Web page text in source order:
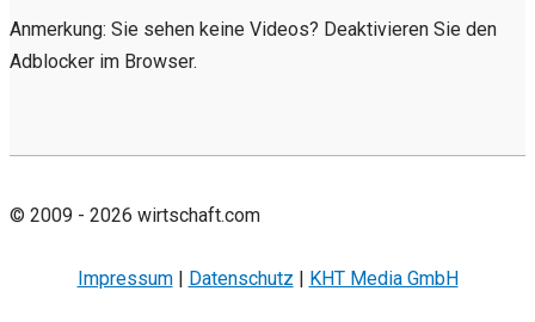
Anmerkung: Sie sehen keine Videos? Deaktivieren Sie den
Adblocker im Browser.
© 2009 - 2026 wirtschaft.com
Impressum| Datenschutz | KHT Media GmbH